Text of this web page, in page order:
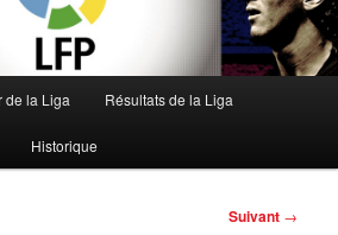
de la Liga Résultats de la Liga
Historique
Suivant →